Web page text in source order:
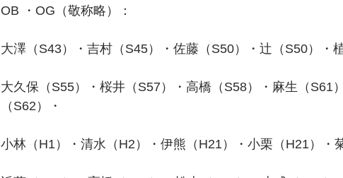
OB ・OG（敬称略）：
大澤（S43）・吉村（S45）・佐藤（S50）・辻（S50）・
大久保（S55）・桜井（S57）・高橋（S58）・麻生（S61
（S62）・
小林（H1）・清水（H2）・伊熊（H21）・小栗（H21）・